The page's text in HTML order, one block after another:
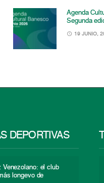
Agenda
Segunda
19 JUNIO,
DEPORTIVAS
Venezolano: el club
longevo de